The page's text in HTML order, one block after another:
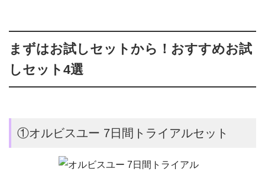
まずはお試しセットから！おすすめお試
しセット4選
①オルビスユー 7日間トライアルセット